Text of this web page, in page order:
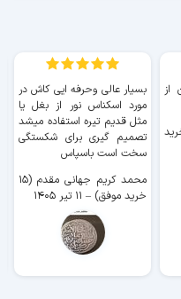
از
(۱۹ خرید
بسیار عالی وحرفه ایی کاش در
مورد اسکناس نور از بغل یا
مثل قدیم تیره استفاده میشد
تصمیم گیری برای شکستگی
سخت است باسپاس
محمد کریم جهانی مقدم (۱۵
خرید موفق) – ۱۱ تیر ۱۴۰۵